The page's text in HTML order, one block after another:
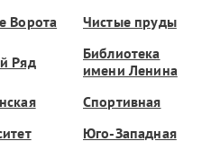
Ворота Чистые пруды
Ряд
Библиотека
имени Ленина
Спортивная
Юго-Западная